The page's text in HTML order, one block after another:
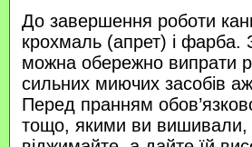
До завершення роботи
крохмаль (апрет) і фарба.
можна обережно випрати
сильних миючих засобів
Перед пранням
тощо, якими ви